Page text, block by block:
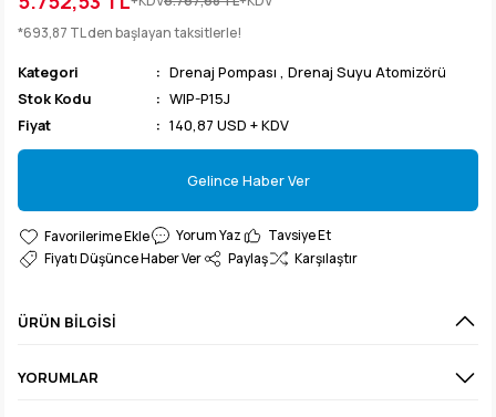
*693,87 TL den başlayan taksitlerle!
Kategori Drenaj Pompası , Drenaj Suyu Atomizörü
Stok Kodu
WIP-P15J
Fiyat
140,87 USD + KDV
Gelince Haber Ver
Gelince Haber Ver
Yorum Yaz
Tavsiye Et
Fiyatı Düşünce Haber Ver
Paylaş Karşılaştır
ÜRÜN BILGISI
YORUMLAR